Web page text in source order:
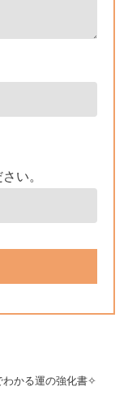
い。
かる運の強化書✧